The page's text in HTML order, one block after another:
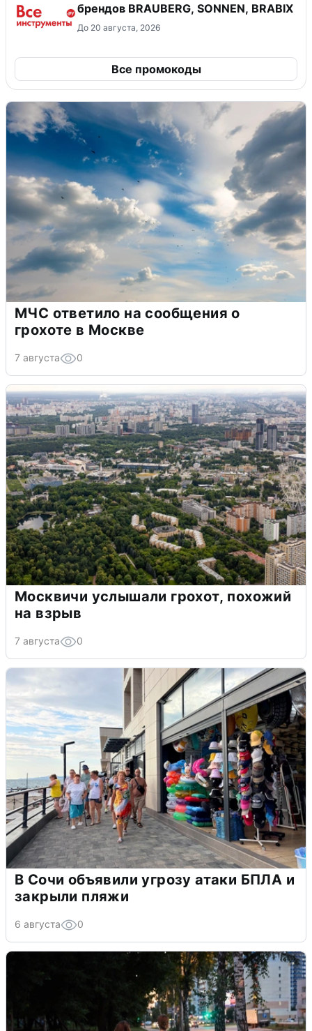
брендов BRAUBERG, SONNEN, BRABIX
До 20 августа, 2026
Все промокоды
МЧС ответило на сообщения о
грохоте в Москве
7 августа 0
Москвичи услышали грохот, похожий
на взрыв
7 августа 0
В Сочи объявили угрозу атаки БПЛА и
закрыли пляжи
6 августа 0